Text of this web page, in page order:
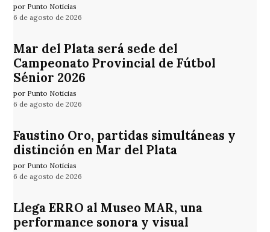
por Punto Noticias
6 de agosto de 2026
Mar del Plata será sede del
Campeonato Provincial de Fútbol
Sénior 2026
por Punto Noticias
6 de agosto de 2026
Faustino Oro, partidas simultáneas y
distinción en Mar del Plata
por Punto Noticias
6 de agosto de 2026
Llega ERRO al Museo MAR, una
performance sonora y visual